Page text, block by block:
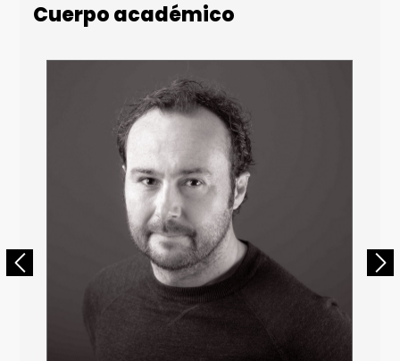
Cuerpo académico
Número de Celular * (+56 9 xxxx xxxx)
Enviar